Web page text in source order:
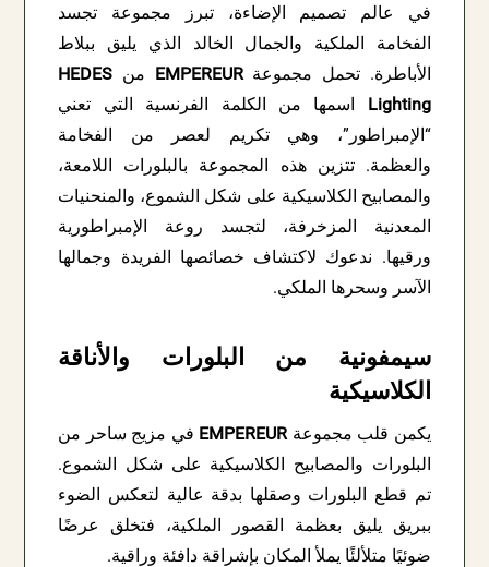
في عالم تصميم الإضاءة، تبرز مجموعة تجسد
الفخامة الملكية والجمال الخالد الذي يليق ببلاط
الأباطرة. تحمل مجموعةEMPEREUR من HEDES
Lighting اسمها من الكلمة الفرنسية التي تعني
“الإمبراطور”، وهي تكريم لعصر من الفخامة
والعظمة. تتزين هذه المجموعة بالبلورات اللامعة،
والمصابيح الكلاسيكية على شكل الشموع، والمنحنيات
المعدنية المزخرفة، لتجسد روعة الإمبراطورية
ورقيها. ندعوك لاكتشاف خصائصها الفريدة وجمالها
الآسر وسحرها الملكي.
سيمفونية من البلورات والأناقة
الكلاسيكية
يكمن قلب مجموعة EMPEREUR في مزيج ساحر من
البلورات والمصابيح الكلاسيكية على شكل الشموع.
تم قطع البلورات وصقلها بدقة عالية لتعكس الضوء
ببريق يليق بعظمة القصور الملكية، فتخلق عرضًا
ضوئيًا متلألئًا يملأ المكان بإشراقة دافئة وراقية.